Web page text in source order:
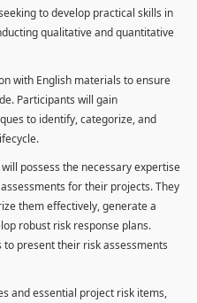
to develop practical skills in
qualitative and quantitative
with English materials to ensure
Participants will gain
to identify, categorize, and
possess the necessary expertise
for their projects. They
them effectively, generate a
robust risk response plans.
present their risk assessments
and essential project risk items,